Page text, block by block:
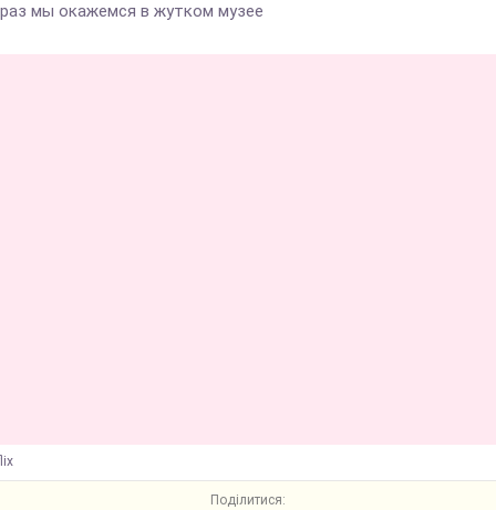
мы окажемся в жутком музее
Поділитися: